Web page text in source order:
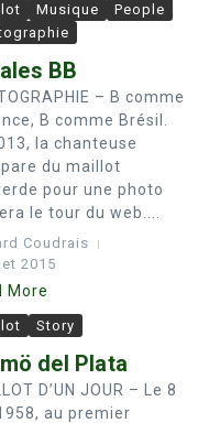
Musique
People
BB
– B comme
B comme Brésil.
la chanteuse
du maillot
pour une photo
le tour du web....
Coudrais
2015
More
Story
del Plata
D’UN JOUR – Le 8
au premier